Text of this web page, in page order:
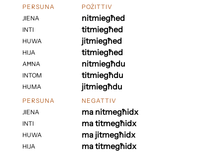
PERSUNA
JIENA
INTI
HUWA
HIJA
AĦNA
INTOM
HUMA
POŻITTIV
nitmiegħed
titmiegħed
jitmiegħed
titmiegħed
nitmiegħdu
titmiegħdu
jitmiegħdu
PERSUNA
JIENA
INTI
HUWA
HIJA
NEGATTIV
ma nitmegħidx
ma titmegħidx
ma jitmegħidx
ma titmegħidx